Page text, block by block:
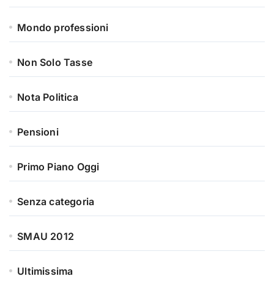
Mondo professioni
Non Solo Tasse
Nota Politica
Pensioni
Primo Piano Oggi
Senza categoria
SMAU 2012
Ultimissima